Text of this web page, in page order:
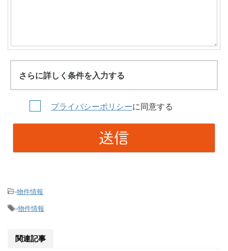
さらに詳しく条件を入力する
プライバシーポリシーに同意する
-物件情報
-物件情報
関連記事